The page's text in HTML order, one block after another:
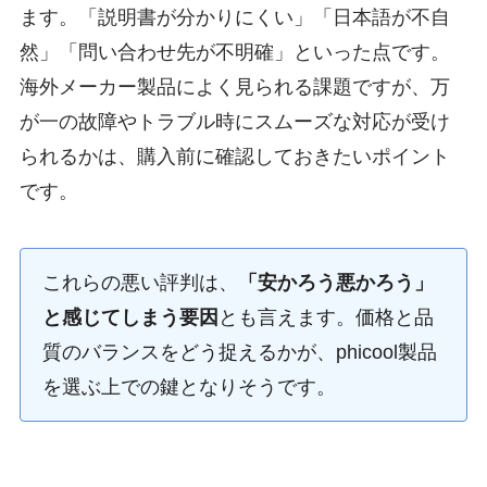
ます。「説明書が分かりにくい」「日本語が不自
然」「問い合わせ先が不明確」といった点です。
海外メーカー製品によく見られる課題ですが、万
が一の故障やトラブル時にスムーズな対応が受け
られるかは、購入前に確認しておきたいポイント
です。
これらの悪い評判は、
「安かろう悪かろう」
と感じてしまう要因 とも言えます。価格と品
質のバランスをどう捉えるかが、phicool製品
を選ぶ上での鍵となりそうです。